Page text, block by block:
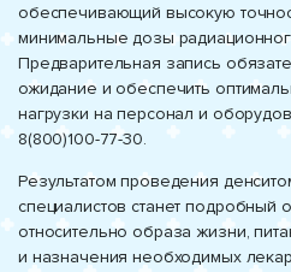
обеспечивающий высокую
минимальные дозы
Предварительная запись
ожидание и обеспечить
нагрузки на персонал и
8(800)100-77-30.
Результатом проведения
специалистов станет подробный
относительно образа жизни,
и назначения необходимых